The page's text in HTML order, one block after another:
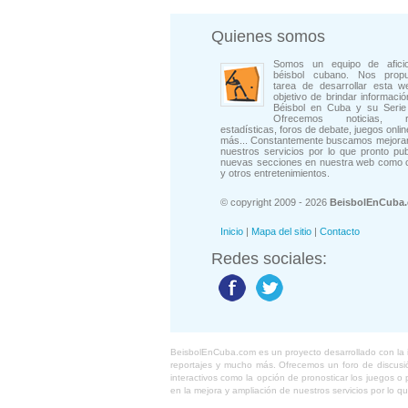
Quienes somos
Somos un equipo de
béisbol cubano. Nos
tarea de desarrollar esta
objetivo de brindar
Béisbol en Cuba y su Serie
Ofrecemos noticias,
estadísticas, foros de debate, juegos
más... Constantemente buscamos
nuestros servicios por lo que pronto
nuevas secciones en nuestra web como
y otros entretenimientos.
© copyright 2009 - 2026
Inicio | Mapa del sitio | Contacto
Redes sociales:
BeisbolEnCuba.com es un proyecto desarrollado con
reportajes y mucho más. Ofrecemos un foro de
interactivos como la opción de pronosticar los juegos
en la mejora y ampliación de nuestros servicios por lo